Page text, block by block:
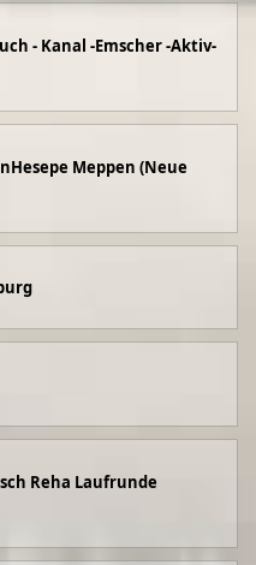
- Kanal -Emscher -Aktiv-
Meppen (Neue
Reha Laufrunde